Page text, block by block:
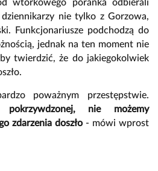
wtorkowego poranka odbierali
nie tylko z Gorzowa,
Funkcjonariusze podchodzą do
jednak na ten moment nie
twierdzić, że do jakiegokolwiek
poważnym przestępstwie.
nie możemy
zdarzenia doszło- mówi wprost